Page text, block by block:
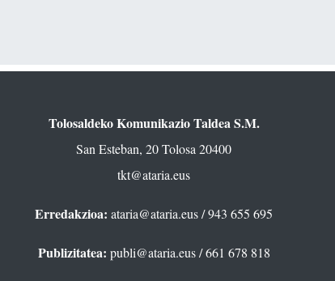
Tolosaldeko Komunikazio Taldea S.M.
San Esteban, 20 Tolosa 20400
tkt@ataria.eus
Erredakzioa: ataria@ataria.eus/ 943 655 695
Publizitatea: publi@ataria.eus/ 661 678 818